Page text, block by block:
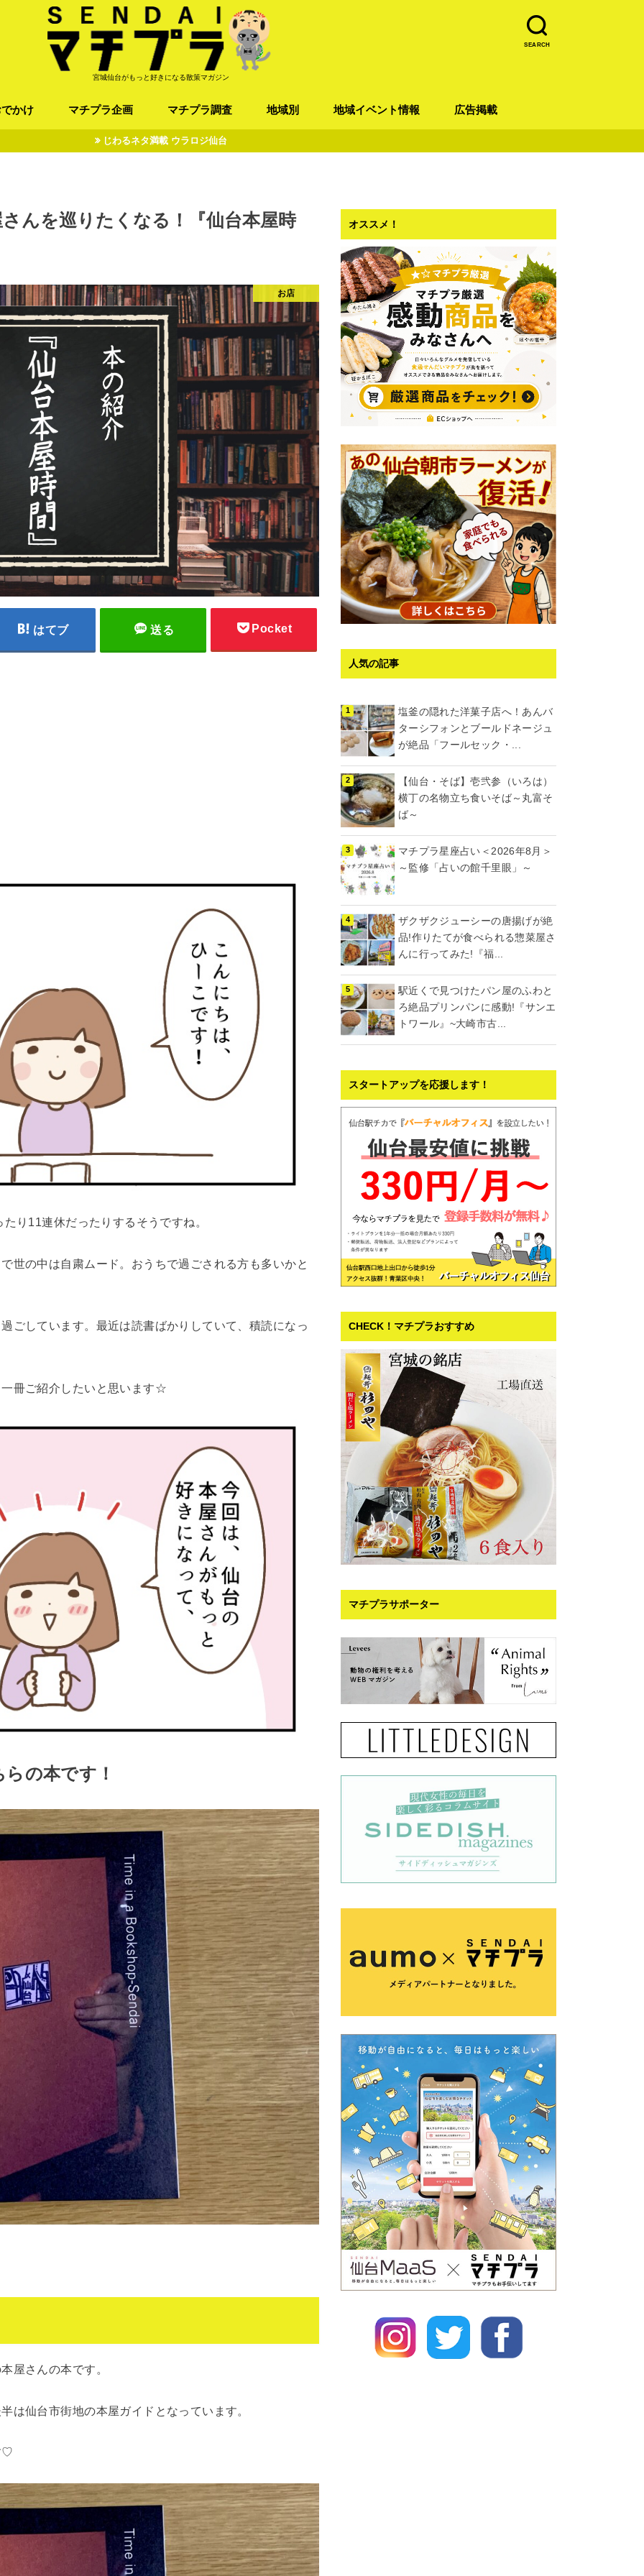
SEARCH
宮城仙台がもっと好きになる散策マガジン
かけ マチプラ企画
オトアルキ
マチプラ企業訪問
ファッション
ブラミヤギ
マチプラ漫画
マチプラ小説
マチプラ調査
歴史
地域別 地域イベント情報 広告掲載
じわるネタ満載 ウラロジ仙台
んを巡りたくなる！『仙台本屋時
お店
はてブ 送る Pocket
り11連休だったりするそうですね。
世の中は自粛ムード。おうちで過ごされる方も多いかと
ごしています。最近は読書ばかりしていて、積読になっ
冊ご紹介したいと思います☆
らの本です！
屋さんの本です。
は仙台市街地の本屋ガイドとなっています。
♡
オススメ！
人気の記事
塩釜の隠れた洋菓子店へ！あんバ
ターシフォンとブールドネージュ
が絶品「フールセック・...
【仙台・そば】壱弐参（いろは）
横丁の名物立ち食いそば～丸富そ
ば～
マチプラ星座占い＜2026年8月＞
～監修「占いの館千里眼」～
ザクザクジューシーの唐揚げが絶
品!作りたてが食べられる惣菜屋さ
んに行ってみた!『福...
駅近くで見つけたパン屋のふわと
ろ絶品プリンパンに感動!『サンエ
トワール』~大崎市古...
スタートアップを応援します！
CHECK！マチプラおすすめ
マチプラサポーター